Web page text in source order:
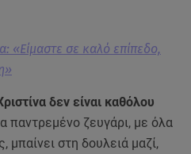
«Είμαστε σε καλό επίπεδο,
δεν είναι καθόλου
παντρεμένο ζευγάρι, με όλα
μπαίνει στη δουλειά μαζί,